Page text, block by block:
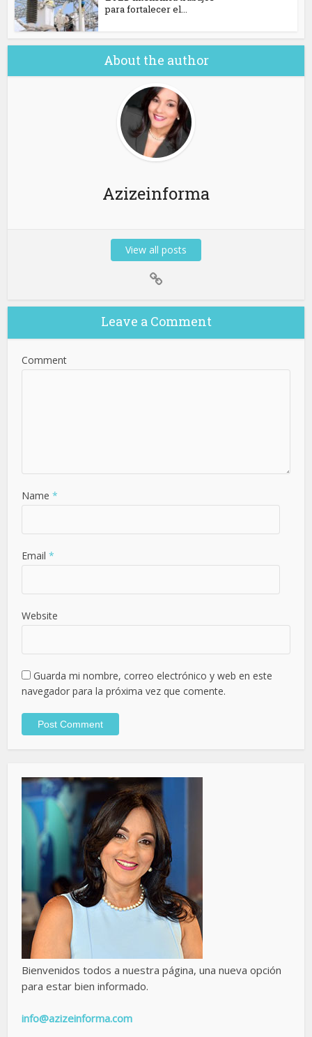
para fortalecer el...
About the author
Azizeinforma
View all posts
Leave a Comment
Comment
Name *
Email *
Website
Guarda mi nombre, correo electrónico y web en este
navegador para la próxima vez que comente.
Bienvenidos todos a nuestra página, una nueva opción
para estar bien informado.
info@azizeinforma.com